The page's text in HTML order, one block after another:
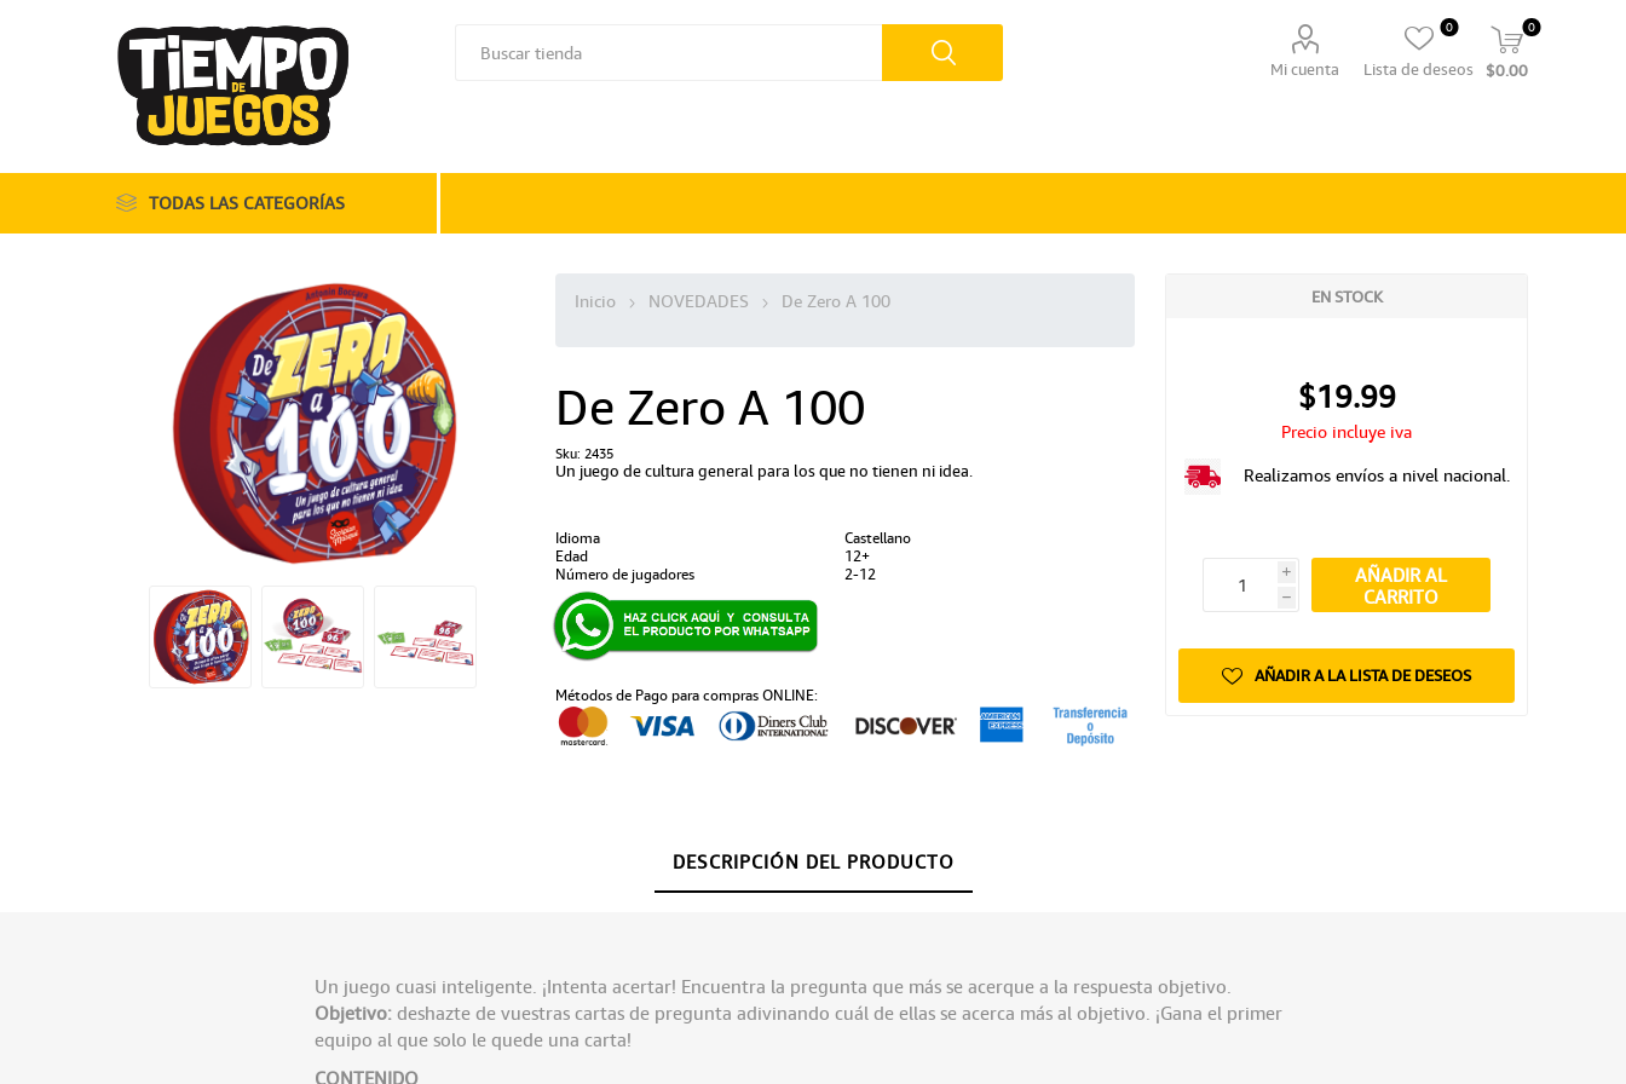
Mi cuenta Lista de deseos
0 0
$0.00
TODAS LAS CATEGORÍAS
Inicio NOVEDADES De Zero A 100
De Zero A 100
Sku: 2435
Un juego de cultura general para los que no tienen ni idea.
Idioma
Castellano
Edad
12+
Número de jugadores
2-12
EN STOCK
$19.99
Precio incluye iva
Realizamos envíos a nivel nacional.
i
h
AÑADIR AL
CARRITO
AÑADIR A LA LISTA DE DESEOS
Métodos de Pago para compras ONLINE:
DESCRIPCIÓN DEL PRODUCTO
Un juego cuasi inteligente. ¡Intenta acertar! Encuentra la pregunta que más se acerque a la respuesta objetivo.
Objetivo:deshazte de vuestras cartas de pregunta adivinando cuál de ellas se acerca más al objetivo. ¡Gana el primer
equipo al que solo le quede una carta!
CONTENIDO